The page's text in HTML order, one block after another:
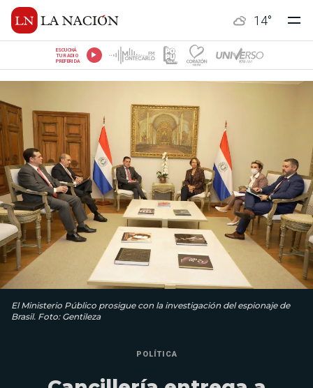
14°
ESCUCHÁ
TU RADIO
PREFERIDA
El Ministerio Público prosigue con la investigación del espionaje de
Brasil. Foto: Gentileza
POLÍTICA